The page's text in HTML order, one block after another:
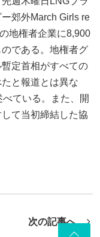
郊外March Girls re
地権者企業に8,900
である。地権者グ
定首相がすべての
と報道とは異な
ている。また、開
て当初締結した協
次の記事へ